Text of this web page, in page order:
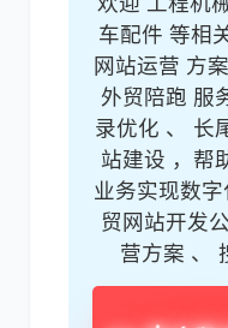
车配件 等相
网站运营 方
外贸陪跑 服
录优化 、 长
站建设 ，帮
业务实现数
贸网站开发
营方案 、